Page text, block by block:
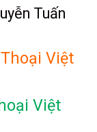
Tuấn
Việt
Việt